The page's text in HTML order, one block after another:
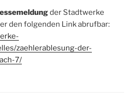
der Stadtwerke
den folgenden Link abrufbar:
zaehlerablesung-der-
7/